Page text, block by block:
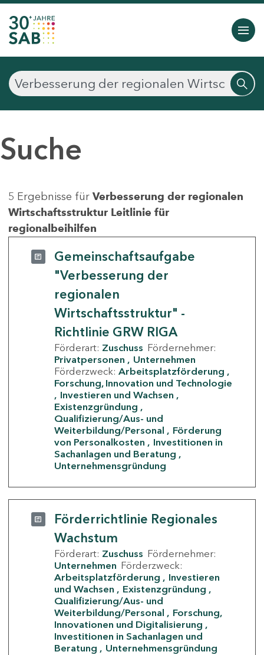
Suche
5 Ergebnisse für Verbesserung der regionalen
Wirtschaftsstruktur Leitlinie für
regionalbeihilfen
Gemeinschaftsaufgabe
"Verbesserung der
regionalen
Wirtschaftsstruktur" -
Richtlinie GRW RIGA
Förderart: Zuschuss Fördernehmer:
Privatpersonen
Unternehmen
Förderzweck: Arbeitsplatzförderung
Forschung, Innovation und Technologie
Investieren und Wachsen
Existenzgründung
Qualifizierung/Aus- und
Weiterbildung/Personal
Förderung
von Personalkosten
Investitionen in
Sachanlagen und Beratung
Unternehmensgründung
Förderrichtlinie Regionales
Wachstum
Förderart: Zuschuss Fördernehmer:
Unternehmen Förderzweck:
Arbeitsplatzförderung
Investieren
und Wachsen
Existenzgründung
Qualifizierung/Aus- und
Weiterbildung/Personal
Forschung,
Innovationen und Digitalisierung
Investitionen in Sachanlagen und
Beratung
Unternehmensgründung